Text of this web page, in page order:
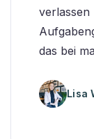
verlassen
das bei
Lisa